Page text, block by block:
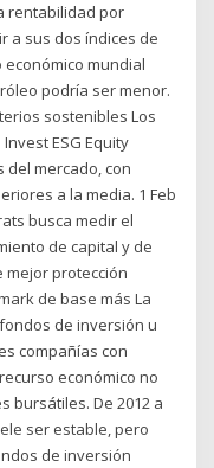
rentabilidad por
a sus dos índices de
mundial
podría ser menor.
sostenibles Los
ESG Equity
del mercado, con
a la media. 1 Feb
busca medir el
de capital y de
protección
de base más La
de inversión u
compañías con
económico no
bursátiles. De 2012 a
ser estable, pero
de inversión